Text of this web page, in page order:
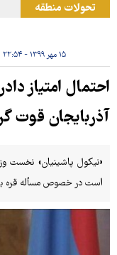
تحولات منطقه
۱۵ مهر ۱۳۹۹ - ۲۲:۵۴
احتمال امتیاز
آذربایجان قوت
«نیکول پاشینیان» نخست
است در خصوص مسأله قره